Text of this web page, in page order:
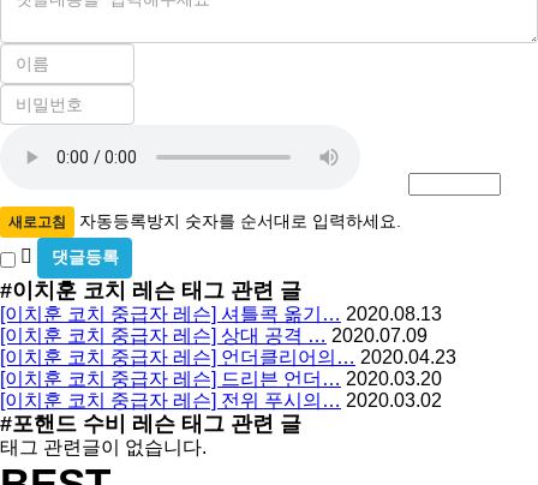
이
필
수
비
밀
록
방
지
새로고침 자동등록방지 숫자를 순서대로 입력하세요.
밀
글
사
용
#이치훈 코치 레슨 태그 관련 글
[이치훈 코치 중급자 레슨] 셔틀콕 옮기… 2020.08.13
[이치훈 코치 중급자 레슨] 상대 공격 … 2020.07.09
[이치훈 코치 중급자 레슨] 언더클리어의… 2020.04.23
[이치훈 코치 중급자 레슨] 드리븐 언더… 2020.03.20
[이치훈 코치 중급자 레슨] 전위 푸시의… 2020.03.02
#포핸드 수비 레슨 태그 관련 글
태그 관련글이 없습니다.